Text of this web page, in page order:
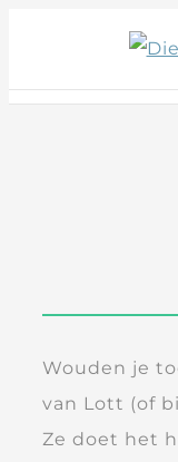
content
Wouden je
van Lott (of
Ze doet het